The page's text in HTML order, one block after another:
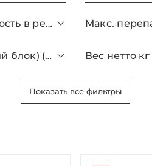
Потребляемая мощность в режиме охлаждения
Габариты (внутренний блок) (ШxВxГ) мм Вес нетто
Показать все фильтры